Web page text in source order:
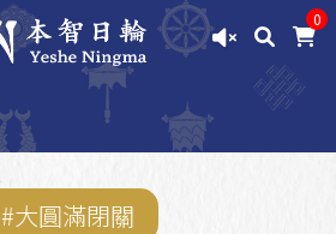
0
#大圓滿閉關